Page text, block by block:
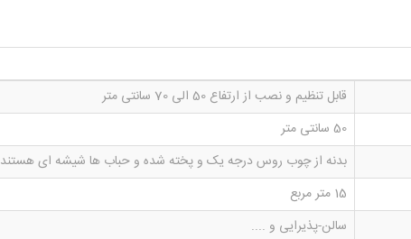
قابل تنظیم و نصب از ارتفاع 50 الی 70 سانتی متر
50 سانتی متر
بدنه از چوب روس درجه یک و پخته شده و حباب ها شیشه ای هستند
15 متر مربع
سالن-پذیرایی و ....